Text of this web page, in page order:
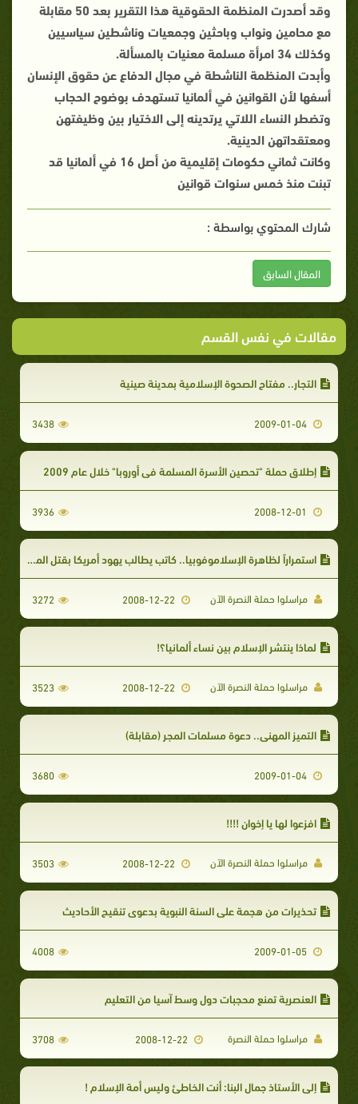
وقد أصدرت المنظمة الحقوقية هذا التقرير بعد 50 مقابلة
مع محامين ونواب وباحثين وجمعيات وناشطين سياسيين
وكذلك 34 امرأة مسلمة معنيات بالمسألة.
وأبدت المنظمة الناشطة في مجال الدفاع عن حقوق الإنسان
أسفها لأن القوانين في ألمانيا تستهدف بوضوح الحجاب
وتضطر النساء اللاتي يرتدينه إلى الاختيار بين وظيفتهن
ومعتقداتهن الدينية.
وكانت ثماني حكومات إقليمية من أصل 16 في ألمانيا قد
تبنت منذ خمس سنوات قوانين
شارك المحتوي بواسطة :
المقال السابق
مقالات في نفس القسم
التجار.. مفتاح الصحوة الإسلامية بمدينة صينية
3438
إطلاق حملة "تحصين الأسرة المسلمة في أوروبا" خلال عام 2009
3936
استمراراً لظاهرة الإسلاموفوبيا.. كاتب يطالب يهود أمريكا بقتل المسلمين ومذيع يسبهم على الهواء
مراسلوا حملة النصرة الآن 3272
لماذا ينتشر الإسلام بين نساء ألمانيا؟!
مراسلوا حملة النصرة الآن 3523
التميز المهني.. دعوة مسلمات المجر (مقابلة)
3680
افزعوا لها يا إخوان !!!!
مراسلوا حملة النصرة الآن 3503
تحذيرات من هجمة على السنة النبوية بدعوى تنقيح الأحاديث
4008
العنصرية تمنع محجبات دول وسط آسيا من التعليم
مراسلوا حملة النصرة 3708
إلى الأستاذ جمال البنا: أنت الخاطئ وليس أمة الإسلام !